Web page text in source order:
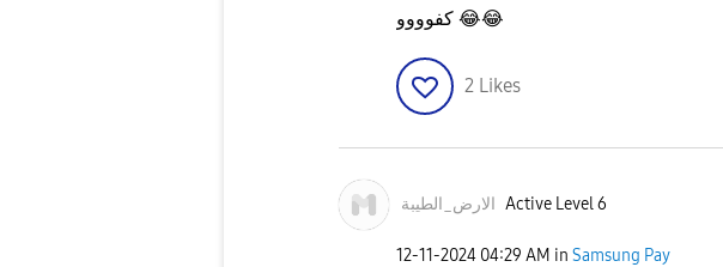
😂😂
2 Likes
الارض_الطيبة Active Level 6
‎12-11-2024 04:29 AM in Samsung Pay